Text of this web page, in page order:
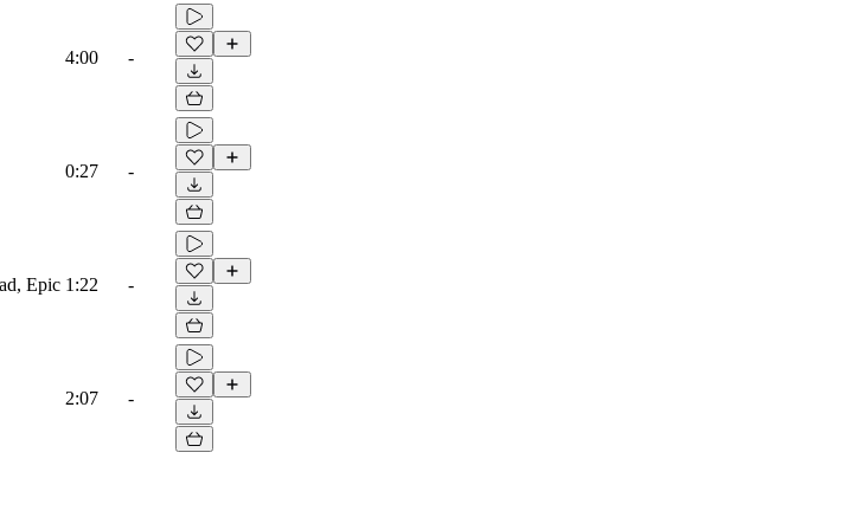
4:00 -
0:27 -
Epic 1:22 -
2:07 -